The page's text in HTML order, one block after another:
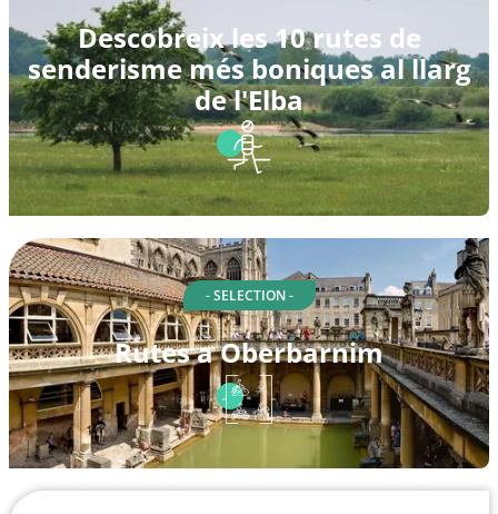
Descobreix les 10 rutes de
senderisme més boniques al llarg
de l'Elba
- SELECTION -
Rutes a Oberbarnim